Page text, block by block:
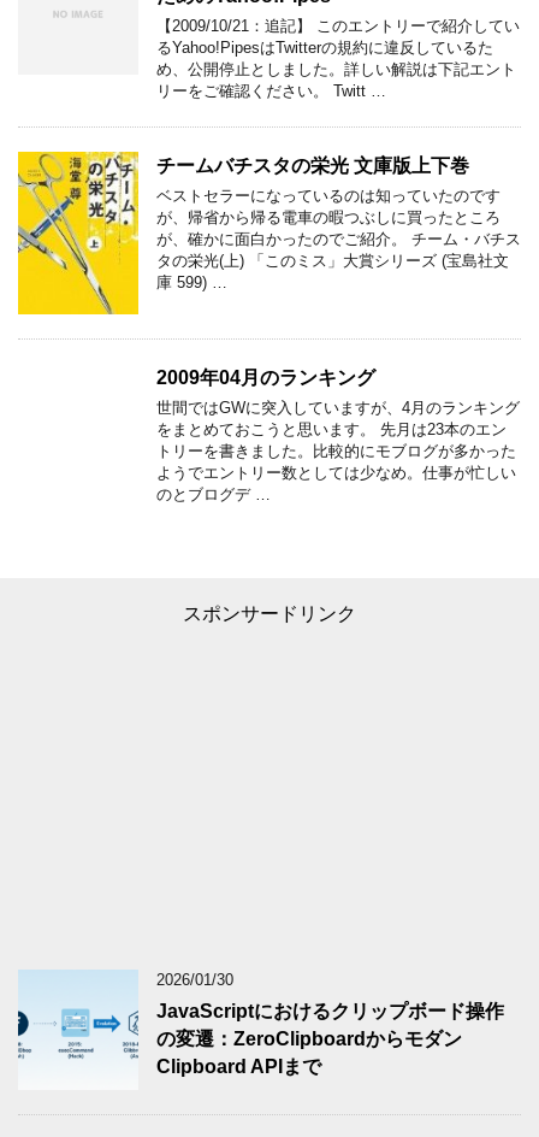
【2009/10/21：追記】 このエントリーで紹介してい
るYahoo!PipesはTwitterの規約に違反しているた
め、公開停止としました。詳しい解説は下記エント
リーをご確認ください。 Twitt …
チームバチスタの栄光 文庫版上下巻
ベストセラーになっているのは知っていたのです
が、帰省から帰る電車の暇つぶしに買ったところ
が、確かに面白かったのでご紹介。 チーム・バチス
タの栄光(上) 「このミス」大賞シリーズ (宝島社文
庫 599) …
2009年04月のランキング
世間ではGWに突入していますが、4月のランキング
をまとめておこうと思います。 先月は23本のエン
トリーを書きました。比較的にモブログが多かった
ようでエントリー数としては少なめ。仕事が忙しい
のとブログデ …
スポンサードリンク
2026/01/30
JavaScriptにおけるクリップボード操作
の変遷：ZeroClipboardからモダン
Clipboard APIまで